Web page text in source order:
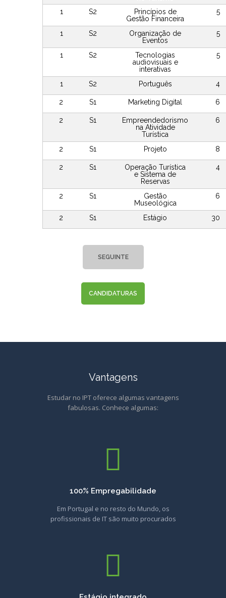
1 S2
Princípios de
Gestão Financeira
5
1 S2
Organização de
Eventos
5
1 S2
Tecnologias
audiovisuais e
interativas
5
1 S2 Português 4
2 S1 Marketing Digital 6
2 S1
Empreendedorismo
na Atividade
Turística
6
2 S1 Projeto 8
2 S1
Operação Turística
e Sistema de
Reservas
4
2 S1
Gestão
Museológica
6
2 S1 Estágio 30
SEGUINTE
CANDIDATURAS
Vantagens
Estudar no IPT oferece algumas vantagens
fabulosas. Conhece algumas:
100% Empregabilidade
Em Portugal e no resto do Mundo, os
profissionais de IT são muito procurados